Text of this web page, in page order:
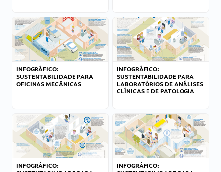
INFOGRÁFICO:
SUSTENTABILIDADE PARA
OFICINAS MECÂNICAS
INFOGRÁFICO:
SUSTENTABILIDADE PARA
LABORATÓRIOS DE ANÁLISES
CLÍNICAS E DE PATOLOGIA
INFOGRÁFICO:
INFOGRÁFICO: